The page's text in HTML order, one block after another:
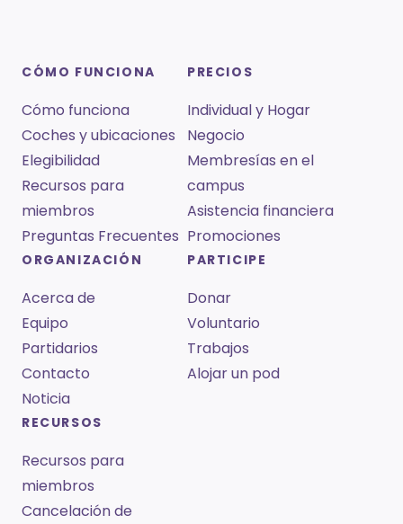
CÓMO FUNCIONA
Cómo funciona
Coches y ubicaciones
Elegibilidad
Recursos para
miembros
Preguntas Frecuentes
PRECIOS
Individual y Hogar
Negocio
Membresías en el
campus
Asistencia financiera
Promociones
ORGANIZACIÓN
Acerca de
Equipo
Partidarios
Contacto
Noticia
PARTICIPE
Donar
Voluntario
Trabajos
Alojar un pod
RECURSOS
Recursos para
miembros
Cancelación de